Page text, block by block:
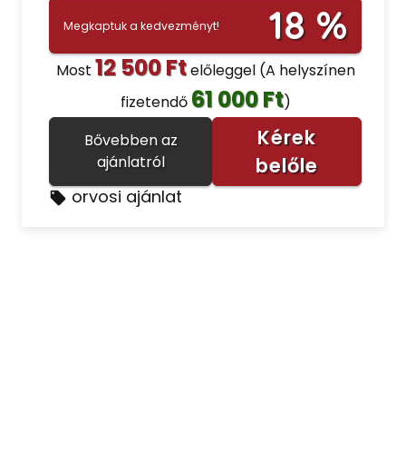
Megkaptuk a kedvezményt! 18 %
Most 12 500 Ftelőleggel (A helyszínen
fizetendő 61 000 Ft)
Bővebben az
ajánlatról
Kérek
belőle
orvosi ajánlat